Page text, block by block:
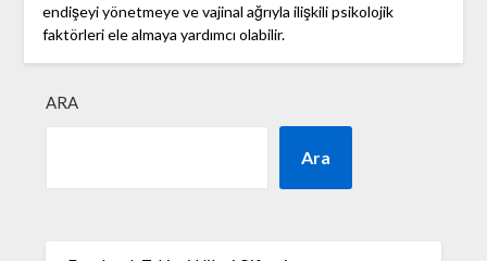
endişeyi yönetmeye ve vajinal ağrıyla ilişkili psikolojik
faktörleri ele almaya yardımcı olabilir.
ARA
Ara